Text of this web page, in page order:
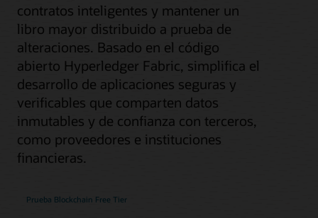
contratos inteligentes y mantener un
libro mayor distribuido a prueba de
alteraciones. Basado en el código
abierto Hyperledger Fabric, simplifica el
desarrollo de aplicaciones seguras y
verificables que comparten datos
inmutables y de confianza con terceros,
como proveedores e instituciones
financieras.
Prueba Blockchain Free Tier